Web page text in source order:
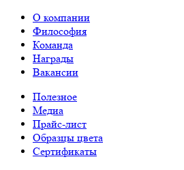
О компании
Философия
Команда
Награды
Вакансии
Полезное
Медиа
Прайс-лист
Образцы цвета
Сертификаты